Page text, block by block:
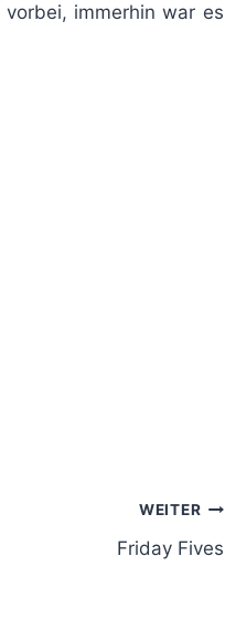
vorbei, immerhin war es
WEITER
Friday Fives